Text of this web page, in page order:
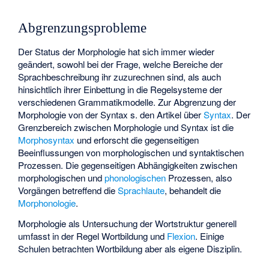
Abgrenzungsprobleme
Der Status der Morphologie hat sich immer wieder
geändert, sowohl bei der Frage, welche Bereiche der
Sprachbeschreibung ihr zuzurechnen sind, als auch
hinsichtlich ihrer Einbettung in die Regelsysteme der
verschiedenen Grammatikmodelle. Zur Abgrenzung der
Morphologie von der Syntax s. den Artikel überSyntax. Der
Grenzbereich zwischen Morphologie und Syntax ist die
Morphosyntax und erforscht die gegenseitigen
Beeinflussungen von morphologischen und syntaktischen
Prozessen. Die gegenseitigen Abhängigkeiten zwischen
morphologischen undphonologischen Prozessen, also
Vorgängen betreffend dieSprachlaute, behandelt die
Morphonologie.
Morphologie als Untersuchung der Wortstruktur generell
umfasst in der Regel Wortbildung und Flexion. Einige
Schulen betrachten Wortbildung aber als eigene Disziplin.